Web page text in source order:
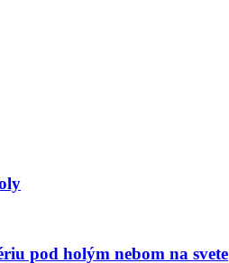
pod holým nebom na svete